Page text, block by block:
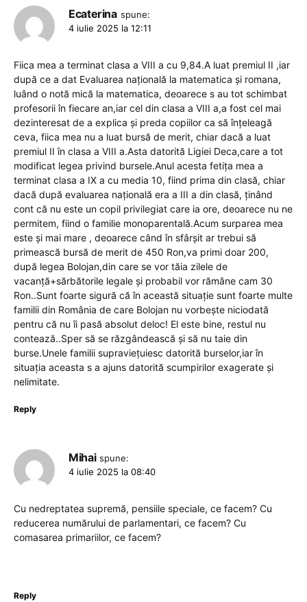
Ecaterina spune:
4 iulie 2025 la 12:11
Fiica mea a terminat clasa a VIII a cu 9,84.A luat premiul II ,iar
după ce a dat Evaluarea națională la matematica și romana,
luând o notă mică la matematica, deoarece s au tot schimbat
profesorii în fiecare an,iar cel din clasa a VIII a,a fost cel mai
dezinteresat de a explica și preda copiilor ca să înțeleagă
ceva, fiica mea nu a luat bursă de merit, chiar dacă a luat
premiul II în clasa a VIII a.Asta datorită Ligiei Deca,care a tot
modificat legea privind bursele.Anul acesta fetița mea a
terminat clasa a IX a cu media 10, fiind prima din clasă, chiar
dacă după evaluarea națională era a III a din clasă, ținând
cont că nu este un copil privilegiat care ia ore, deoarece nu ne
permitem, fiind o familie monoparentală.Acum surparea mea
este și mai mare , deoarece când în sfârșit ar trebui să
primească bursă de merit de 450 Ron,va primi doar 200,
după legea Bolojan,din care se vor tăia zilele de
vacanță+sărbătorile legale și probabil vor rămâne cam 30
Ron..Sunt foarte sigură că în această situație sunt foarte multe
familii din România de care Bolojan nu vorbește niciodată
pentru că nu îi pasă absolut deloc! El este bine, restul nu
contează..Sper să se răzgândească și să nu taie din
burse.Unele familii supraviețuiesc datorită burselor,iar în
situația aceasta s a ajuns datorită scumpirilor exagerate și
nelimitate.
Reply
Mihai spune:
4 iulie 2025 la 08:40
Cu nedreptatea supremă, pensiile speciale, ce facem? Cu
reducerea numărului de parlamentari, ce facem? Cu
comasarea primariilor, ce facem?
Reply